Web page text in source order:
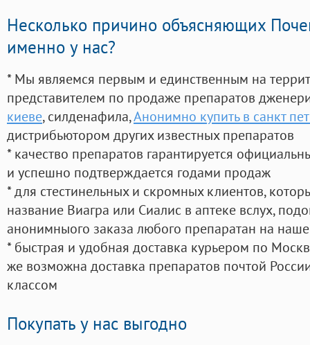
Несколько причино объясняющих
именно у нас?
* Мы являемся первым и единственным на
представителем по продаже препаратов
киеве, силденафила,Анонимно купить в санкт
дистрибьютором других известных препаратов
* качество препаратов гарантируется
и успешно подтверждается годами продаж
* для стестинельных и скромных клиентов,
название Виагра или Сиалис в аптеке вслух,
анонимныого заказа любого препаратан на
* быстрая и удобная доставка курьером по
же возможна доставка препаратов почтой
классом
Покупать у нас выгодно